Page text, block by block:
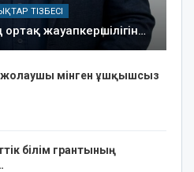
ТІЗБЕСІ
жауапкершілігін…
жолаушы мінген ұшқышсыз
білім грантының